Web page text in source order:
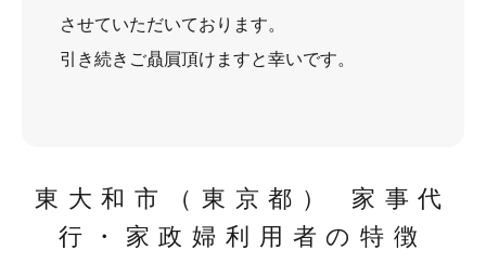
させていただいております。
引き続きご贔屓頂けますと幸いです。
東大和市（東京都） 家事代
行・家政婦利用者の特徴